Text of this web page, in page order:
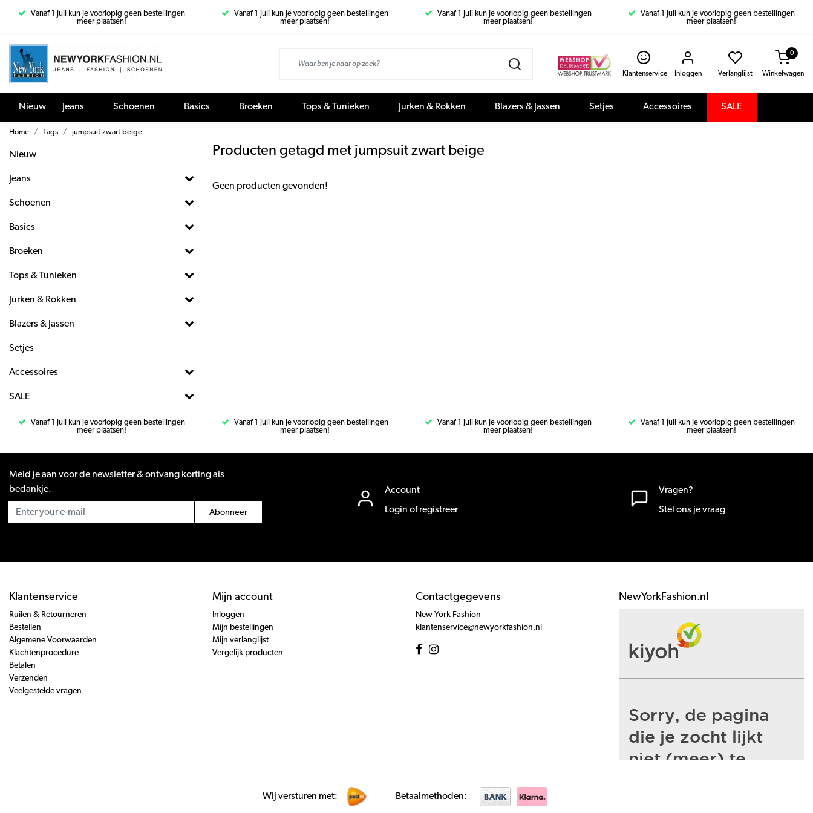
Vanaf 1 juli kun je voorlopig geen bestellingen
meer plaatsen!
Vanaf 1 juli kun je voorlopig geen bestellingen
meer plaatsen!
Vanaf 1 juli kun je voorlopig geen bestellingen
meer plaatsen!
Vanaf 1 juli kun je voorlopig geen bestellingen
meer plaatsen!
Klantenservice Inloggen Verlanglijst Winkelwagen
0
Nieuw Jeans Schoenen Basics Broeken Tops & Tunieken Jurken & Rokken Blazers & Jassen Setjes Accessoires SALE
Home Tags jumpsuit zwart beige
Nieuw
Jeans
Schoenen
Basics
Broeken
Tops & Tunieken
Jurken & Rokken
Blazers & Jassen
Setjes
Accessoires
SALE
Producten getagd met jumpsuit zwart beige
Geen producten gevonden!
Vanaf 1 juli kun je voorlopig geen bestellingen
meer plaatsen!
Vanaf 1 juli kun je voorlopig geen bestellingen
meer plaatsen!
Vanaf 1 juli kun je voorlopig geen bestellingen
meer plaatsen!
Vanaf 1 juli kun je voorlopig geen bestellingen
meer plaatsen!
Meld je aan voor de newsletter & ontvang korting als
bedankje.
Abonneer
Account
Login of registreer
Vragen?
Stel ons je vraag
Klantenservice
Ruilen & Retourneren
Bestellen
Algemene Voorwaarden
Klachtenprocedure
Betalen
Verzenden
Veelgestelde vragen
Mijn account
Inloggen
Mijn bestellingen
Mijn verlanglijst
Vergelijk producten
Contactgegevens
New York Fashion
klantenservice@newyorkfashion.nl
NewYorkFashion.nl
Wij versturen met: Betaalmethoden: